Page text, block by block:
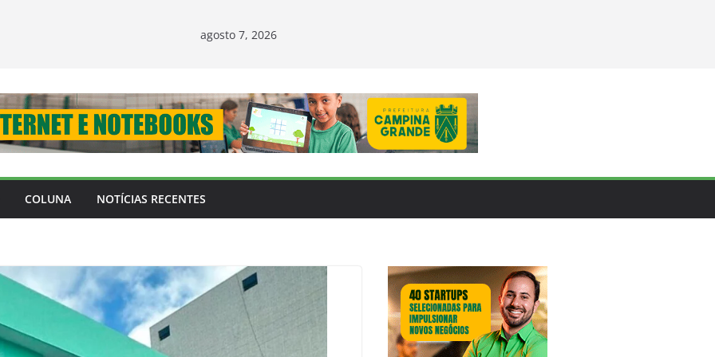
agosto 7, 2026
COLUNA NOTÍCIAS RECENTES